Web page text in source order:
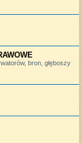
bron, głęboszy